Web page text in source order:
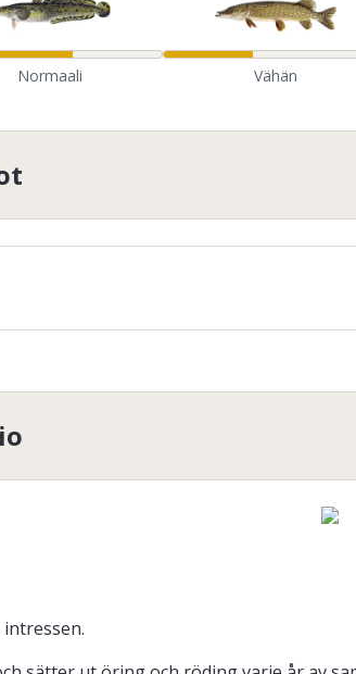
Normaali Vähän